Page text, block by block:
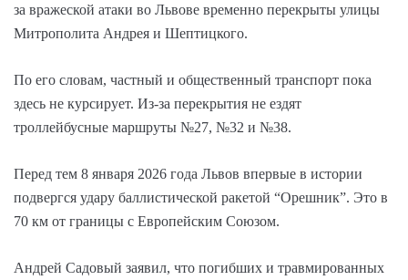
за вражеской атаки во Львове временно перекрыты улицы
Митрополита Андрея и Шептицкого.
По его словам, частный и общественный транспорт пока
здесь не курсирует. Из-за перекрытия не ездят
троллейбусные маршруты №27, №32 и №38.
Перед тем 8 января 2026 года Львов впервые в истории
подвергся удару баллистической ракетой “Орешник”. Это в
70 км от границы с Европейским Союзом.
Андрей Садовый заявил, что погибших и травмированных